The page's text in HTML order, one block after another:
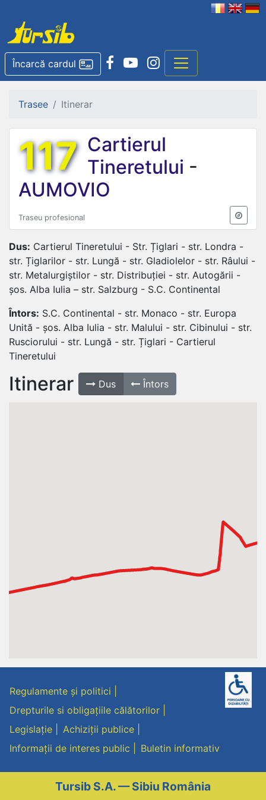
Încarcă cardul
Trasee Itinerar
117 Cartierul
Tineretului -
AUMOVIO
Traseu profesional
Dus: Cartierul Tineretului - Str. Țiglari - str. Londra -
str. Țiglarilor - str. Lungă - str. Gladiolelor - str. Râului -
str. Metalurgiștilor - str. Distribuției - str. Autogării -
șos. Alba Iulia – str. Salzburg - S.C. Continental
Întors: S.C. Continental - str. Monaco - str. Europa
Unită - șos. Alba Iulia - str. Malului - str. Cibinului - str.
Rusciorului - str. Lungă - str. Țiglari - Cartierul
Tineretului
Itinerar Dus Întors
Regulamente și politici
Drepturile si obligațiile călătorilor
Legislație
Achiziții publice
Informații de interes public
Buletin informativ
Tursib S.A. — Sibiu România